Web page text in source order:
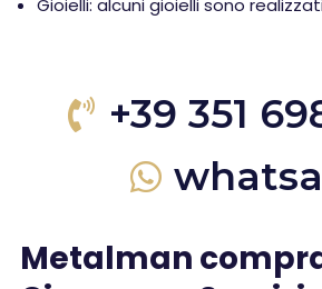
Gioielli: alcuni gioielli sono
+39 351
Metalman